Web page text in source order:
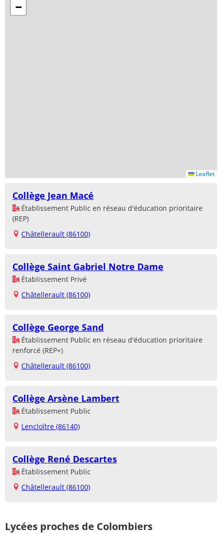
−
Leaflet
Collège Jean Macé
Établissement Public en réseau d'éducation prioritaire
(REP)
Châtellerault (86100)
Collège Saint Gabriel Notre Dame
Établissement Privé
Châtellerault (86100)
Collège George Sand
Établissement Public en réseau d'éducation prioritaire
renforcé (REP+)
Châtellerault (86100)
Collège Arsène Lambert
Établissement Public
Lencloître (86140)
Collège René Descartes
Établissement Public
Châtellerault (86100)
Lycées proches de Colombiers